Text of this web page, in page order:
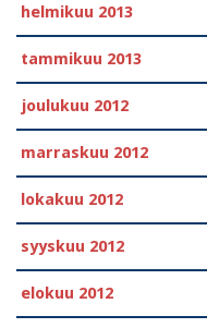
helmikuu 2013
tammikuu 2013
joulukuu 2012
marraskuu 2012
lokakuu 2012
syyskuu 2012
elokuu 2012